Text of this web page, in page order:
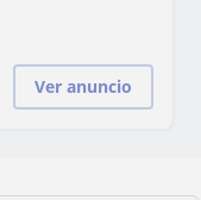
Ver anuncio